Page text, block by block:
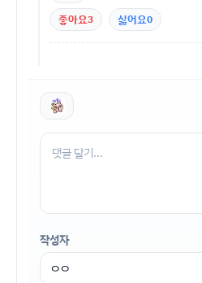
좋아요3 싫어요0
작성자